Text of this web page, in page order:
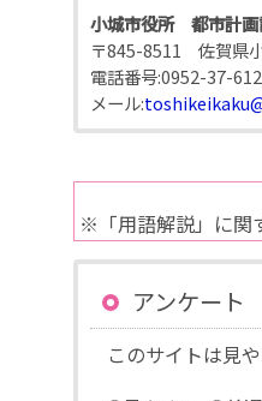
小城市役所 都市計画
〒845-8511 佐賀県
電話番号:0952-37-
メール:
※「用語解説」に関
アンケート
このサイトは見